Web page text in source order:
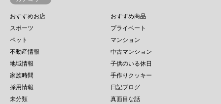
おすすめお店
おすすめ商品
スポーツ
プライベート
ペット
マンション
不動産情報
中古マンション
地域情報
子供のいる休日
家族時間
手作りクッキー
採用情報
日記ブログ
未分類
真面目な話